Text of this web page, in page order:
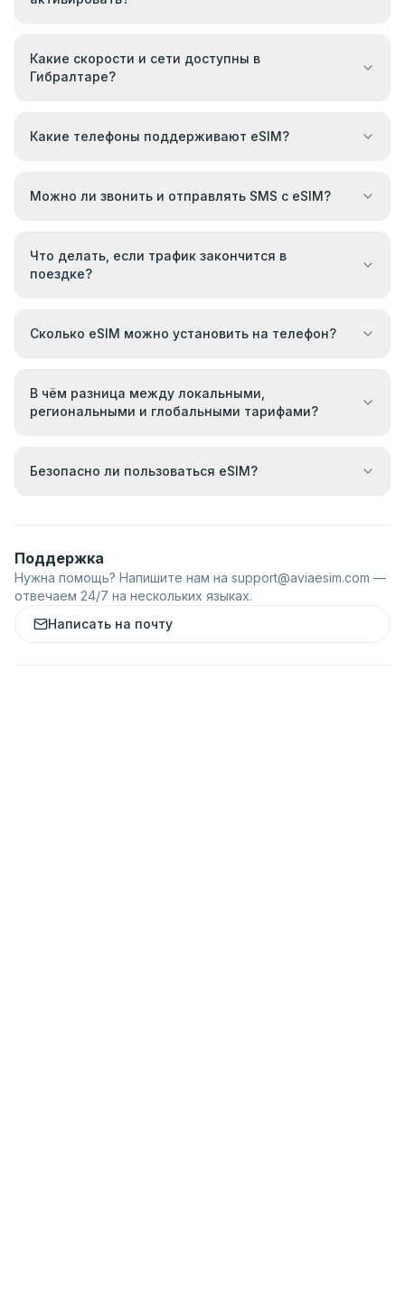
Какие скорости и сети доступны в
Гибралтаре?
Какие телефоны поддерживают eSIM?
Можно ли звонить и отправлять SMS с eSIM?
Что делать, если трафик закончится в
поездке?
Сколько eSIM можно установить на телефон?
В чём разница между локальными,
региональными и глобальными тарифами?
Безопасно ли пользоваться eSIM?
Поддержка
Нужна помощь? Напишите нам на support@aviaesim.com —
отвечаем 24/7 на нескольких языках.
Написать на почту